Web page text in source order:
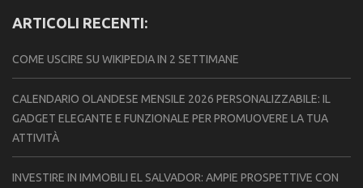
ARTICOLI RECENTI:
COME USCIRE SU WIKIPEDIA IN 2 SETTIMANE
CALENDARIO OLANDESE MENSILE 2026 PERSONALIZZABILE: IL
GADGET ELEGANTE E FUNZIONALE PER PROMUOVERE LA TUA
ATTIVITÀ
INVESTIRE IN IMMOBILI EL SALVADOR: AMPIE PROSPETTIVE CON